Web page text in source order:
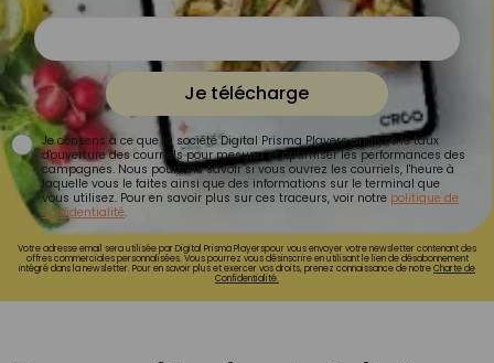
Je télécharge
Je consens à ce que la société Digital Prisma Players analyse le taux
d'ouverture des courriels pour mesurer et optimiser les performances des
campagnes. Nous pourrons savoir si vous ouvrez les courriels, l'heure à
laquelle vous le faites ainsi que des informations sur le terminal que
vous utilisez. Pour en savoir plus sur ces traceurs, voir notre politique de
confidentialité.
Votre adresse email sera utilisée par Digital Prisma Playerspour vous envoyer votre newsletter contenant des
offres commerciales personnalisées. Vous pourrez vous désinscrire en utilisant le lien de désabonnement
intégré dans la newsletter. Pour en savoir plus et exercer vos droits, prenez connaissance de notreCharte de
Confidentialité.